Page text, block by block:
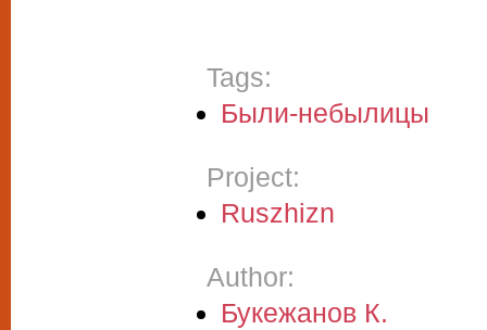
Tags:
Были-небылицы
Project:
Ruszhizn
Author:
Букежанов К.